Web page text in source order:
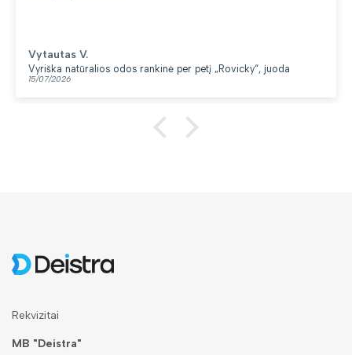
Vytautas V.
Vyriška natūralios odos rankinė per petį „Rovicky“, juoda
15/07/2026
Rekvizitai
MB "Deistra"